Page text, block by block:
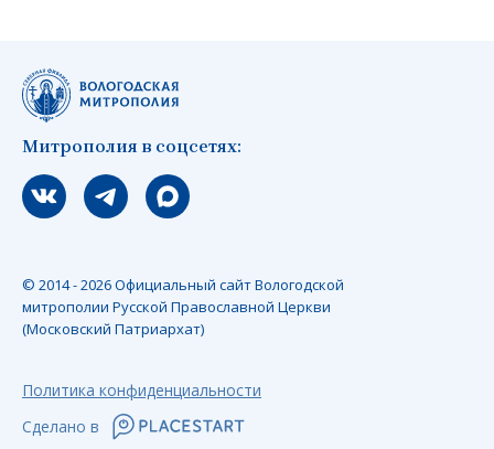
Митрополия в соцсетях:
Мы вконтакте
Мы в telegram
Мы в Макс
© 2014 - 2026 Официальный сайт Вологодской
митрополии Русской Православной Церкви
(Московский Патриархат)
Политика конфиденциальности
Сделано в